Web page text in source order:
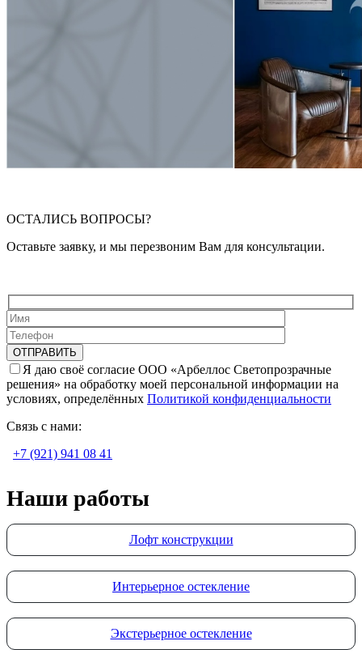
ОСТАЛИСЬ ВОПРОСЫ?
Оставьте заявку, и мы перезвоним Вам для консультации.
Я даю своё согласие ООО «Арбеллос Светопрозрачные
решения» на обработку моей персональной информации на
условиях, определённых Политикой конфиденциальности
Связь с нами:
+7 (921) 941 08 41
Наши работы
Лофт конструкции
Интерьерное остекление
Экстерьерное остекление